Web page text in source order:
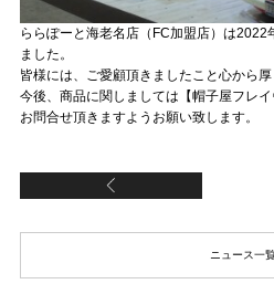
ららぽーと海老名店（FC加盟店）は2022
ました。
皆様には、ご愛顧頂きましたこと心から厚
今後、商品に関しましては【帽子屋フレ
お問合せ頂きますようお願い致します。
【Flava
ニュース一